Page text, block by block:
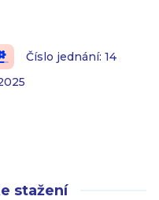
Číslo jednání: 14
stažení